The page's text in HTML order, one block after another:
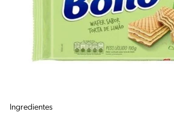
Ingredientes